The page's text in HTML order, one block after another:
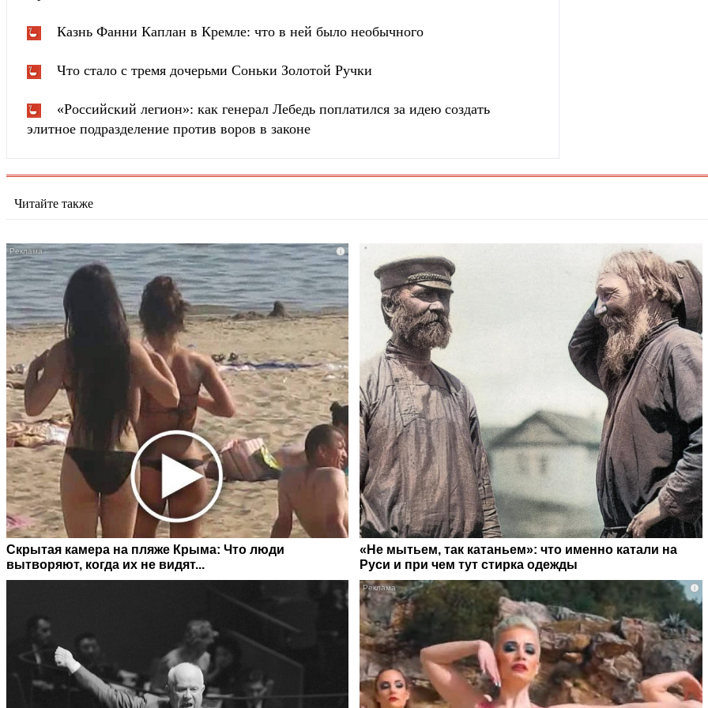
Казнь Фанни Каплан в Кремле: что в ней было необычного
Что стало с тремя дочерьми Соньки Золотой Ручки
«Российский легион»: как генерал Лебедь поплатился за идею создать
элитное подразделение против воров в законе
Читайте также
i
Скрытая камера на пляже Крыма: Что люди
вытворяют, когда их не видят...
«Не мытьем, так катаньем»: что именно катали на
Руси и при чем тут стирка одежды
i